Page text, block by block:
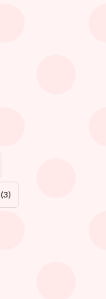
(3)